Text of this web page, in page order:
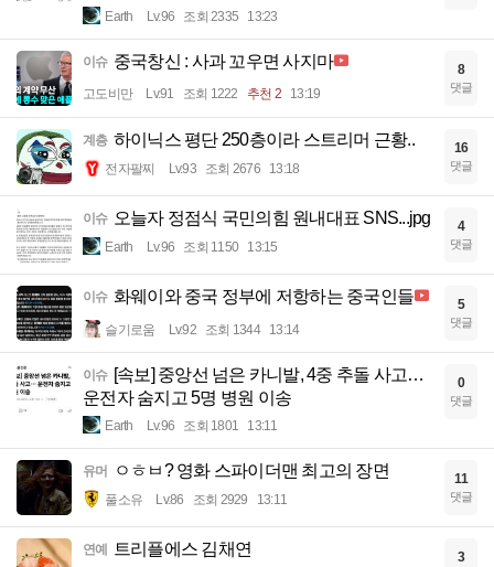
Earth Lv.96 조회 2335 13:23
이슈 중국창신 : 사과 꼬우면 사지마
고도비만 Lv.91 조회 1222 추천 2 13:19
8
댓글
계층 하이닉스 평단 250층이라 스트리머 근황..
전자팔찌 Lv.93 조회 2676 13:18
16
댓글
이슈 오늘자 정점식 국민의힘 원내대표 SNS...jpg
Earth Lv.96 조회 1150 13:15
4
댓글
이슈 화웨이와 중국 정부에 저항하는 중국인들
슬기로움 Lv.92 조회 1344 13:14
5
댓글
이슈 [속보] 중앙선 넘은 카니발, 4중 추돌 사고…
운전자 숨지고 5명 병원 이송
Earth Lv.96 조회 1801 13:11
0
댓글
유머 ㅇㅎㅂ? 영화 스파이더맨 최고의 장면
풀소유 Lv.86 조회 2929 13:11
11
댓글
연예 트리플에스 김채연 3